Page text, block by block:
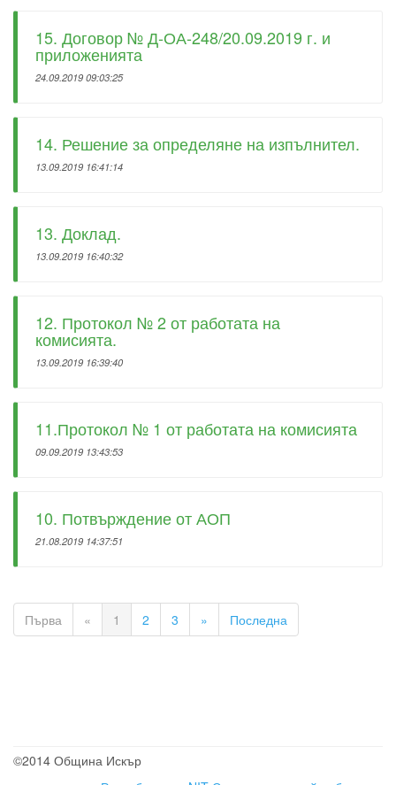
15. Договор № Д-ОА-248/20.09.2019 г. и
приложенията
24.09.2019 09:03:25
14. Решение за определяне на изпълнител.
13.09.2019 16:41:14
13. Доклад.
13.09.2019 16:40:32
12. Протокол № 2 от работата на
комисията.
13.09.2019 16:39:40
11.Протокол № 1 от работата на комисията
09.09.2019 13:43:53
10. Потвърждение от АОП
21.08.2019 14:37:51
Първа « 1 2 3 » Последна
©2014 Община Искър